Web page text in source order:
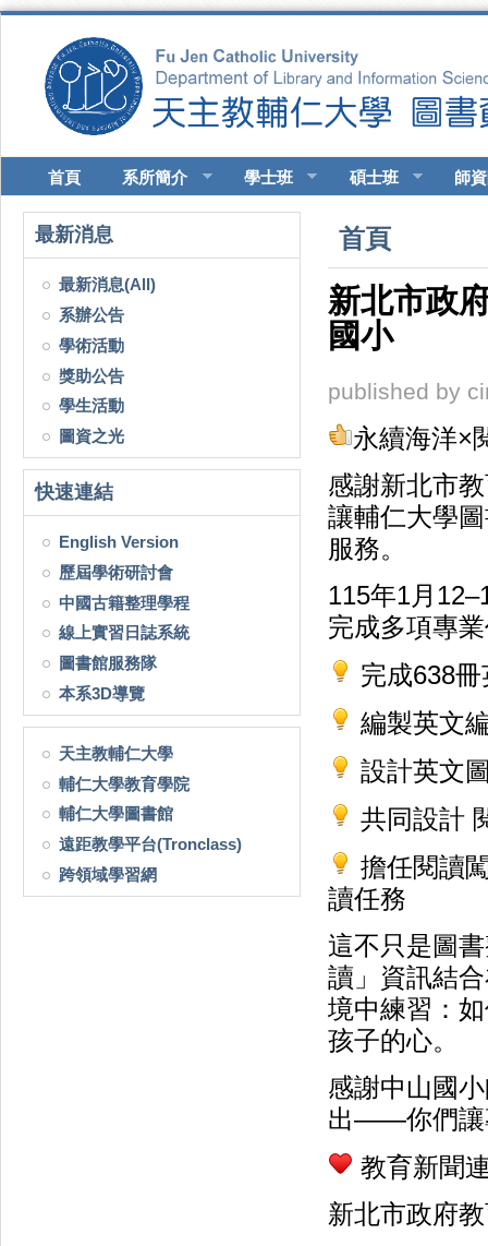
首頁 系所簡介 學士班 碩士班 師
最新消息
最新消息(All)
系辦公告
學術活動
獎助公告
學生活動
圖資之光
快速連結
English Version
歷屆學術研討會
中國古籍整理學程
線上實習日誌系統
圖書館服務隊
本系3D導覽
天主教輔仁大學
輔仁大學教育學院
輔仁大學圖書館
遠距教學平台(Tronclass)
跨領域學習網
您在這裡
首頁
新北市政
國小
published by
永續海洋×
感謝新北市
讓輔仁大學
服務。
115年1月
完成多項專
完成638
編製英文
設計英文
共同設計
擔任閱讀
讀任務
這不只是圖
讀」資訊結
境中練習：
孩子的心。
感謝中山國
出——你們讓
教育新聞
新北市政府